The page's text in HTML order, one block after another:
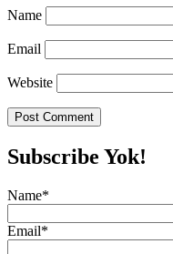
Name
Email
Website
Subscribe Yok!
Name*
Email*